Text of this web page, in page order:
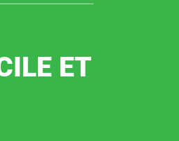
ET